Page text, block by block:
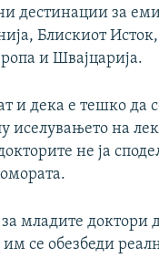
дестинации за
Блискиот Исток,
и Швајцарија.
и дека е тешко да
иселувањето на
не ја
младите доктори
се обезбеди